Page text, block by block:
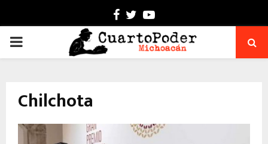
Facebook
TwitterYoutube
PRIMARY
Chilchota